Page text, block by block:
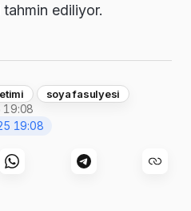
ediliyor.
soya fasulyesi
19:08
19:08